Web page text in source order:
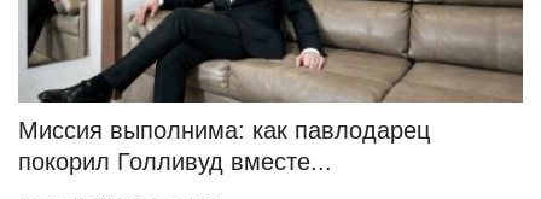
Миссия выполнима: как павлодарец
покорил Голливуд вместе...